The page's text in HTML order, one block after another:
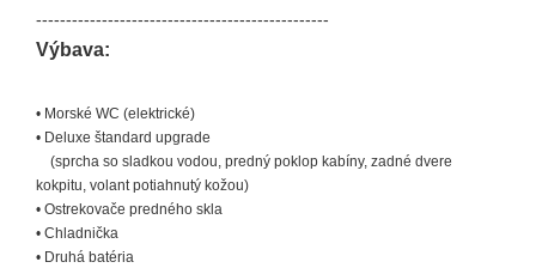
-------------------------------------------------
Výbava:
• Morské WC (elektrické)
• Deluxe štandard upgrade
(sprcha so sladkou vodou, predný poklop kabíny, zadné dvere
kokpitu, volant potiahnutý kožou)
• Ostrekovače predného skla
• Chladnička
• Druhá batéria